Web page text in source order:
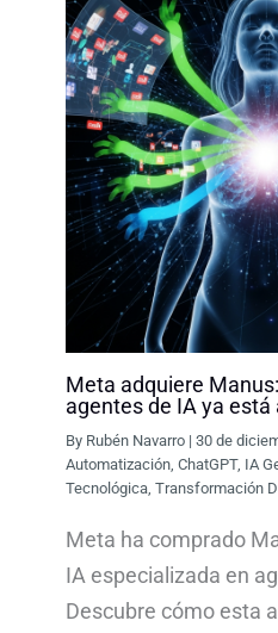
Meta adquiere
agentes de IA ya está
By Rubén Navarro |30 de
Automatización,ChatGPT, IA
Tecnológica,Transformación
Meta ha comprado
IA especializada en
Descubre cómo esta